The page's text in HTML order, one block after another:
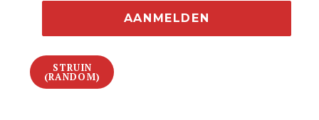
STRUIN
(RANDOM)